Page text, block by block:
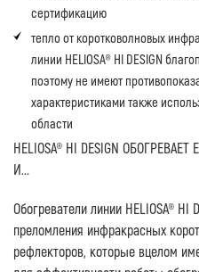
сертификацию
тепло от коротковолновых
линии HELIOSA® HI DESIGN
поэтому не имеют
характеристиками также
области
HELIOSA® HI DESIGN
И...
Обогреватели линии HELIOSA® HI
преломления инфракрасных
рефлекторов, которые вцелом